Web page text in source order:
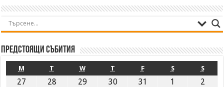
Предстоящи събития
M T W T F S S
27 28 29 30 31 1
2